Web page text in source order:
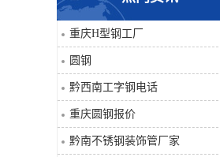
角钢
焊管
工字钢
H型钢
重庆H型钢工厂
圆钢
黔西南工字钢电话
重庆圆钢报价
黔南不锈钢装饰管厂家